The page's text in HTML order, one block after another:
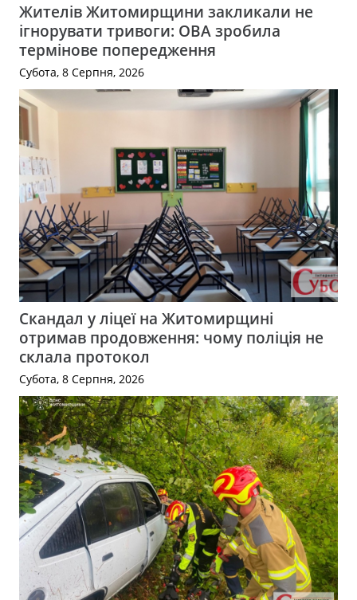
Жителів Житомирщини закликали не
ігнорувати тривоги: ОВА зробила
термінове попередження
Субота, 8 Серпня, 2026
Скандал у ліцеї на Житомирщині
отримав продовження: чому поліція не
склала протокол
Субота, 8 Серпня, 2026